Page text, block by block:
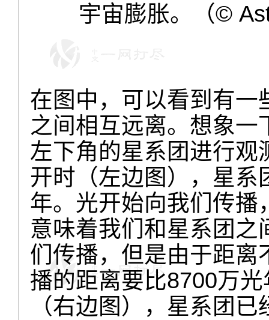
宇宙膨胀。（©
在图中，可以看到有一
之间相互远离。想象
左下角的星系团进行观
开时（左边图），星系
年。光开始向我们传播
意味着我们和星系团
们传播，但是由于距离
播的距离要比8700万
（右边图），星系团